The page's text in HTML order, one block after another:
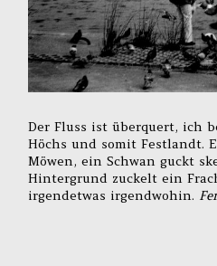
Der Fluss ist überquert, ich
Höchs und somit Festlandt.
Möwen, ein Schwan guckt
Hintergrund zuckelt ein
irgendetwas irgendwohin.